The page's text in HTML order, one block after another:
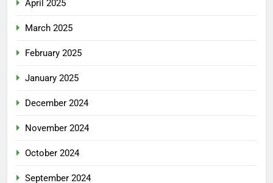
April 2025
March 2025
February 2025
January 2025
December 2024
November 2024
October 2024
September 2024